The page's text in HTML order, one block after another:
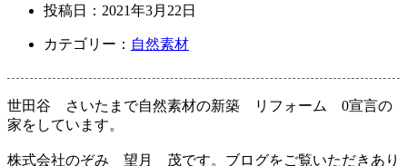
投稿日： 2021年3月22日
カテゴリー： 自然素材
世田谷 さいたまで自然素材の新築 リフォーム 0宣言の
家をしています。
株式会社のぞみ 望月 茂です。ブログをご覧いただきあり